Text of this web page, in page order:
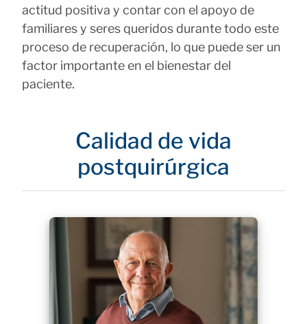
actitud positiva y contar con el apoyo de
familiares y seres queridos durante todo este
proceso de recuperación, lo que puede ser un
factor importante en el bienestar del
paciente.
Calidad de vida
postquirúrgica